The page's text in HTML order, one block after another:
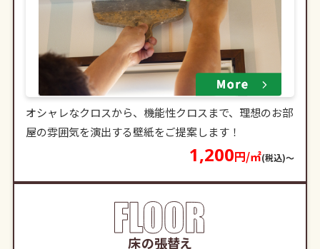
オシャレなクロスから、機能性クロスまで、理想のお部
屋の雰囲気を演出する壁紙をご提案します！
1,200円/㎡(税込)〜
床の張替え